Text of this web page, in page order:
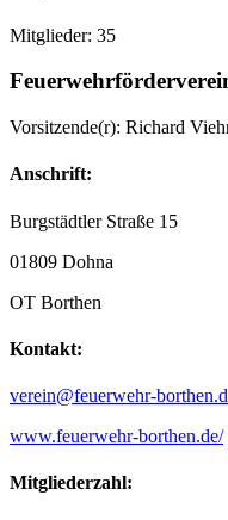
Mitglieder: 35
Vorsitzende(r): Richard
Anschrift:
Burgstädtler Straße 15
01809 Dohna
OT Borthen
Kontakt:
verein@feuerwehr-
www.feuerwehr-borthen.de/
Mitgliederzahl: